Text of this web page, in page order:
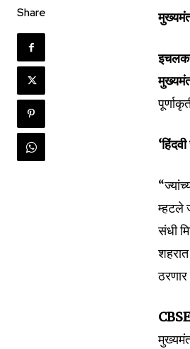
of
To
won't
Share
म्हटले
संधी
ठरणार